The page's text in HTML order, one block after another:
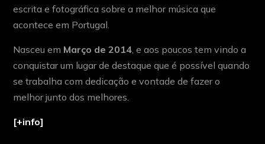
escrita e fotográfica sobre a melhor música que
acontece em Portugal.
Nasceu em Março de 2014, e aos poucos tem vindo a
conquistar um lugar de destaque que é possível quando
se trabalha com dedicação e vontade de fazer o
melhor junto dos melhores.
[+info]